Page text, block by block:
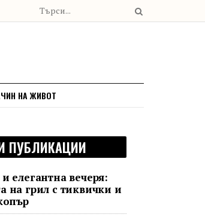
НА ЖИВОТ
ПУБЛИКАЦИИ
елегантна вечеря:
на грил с тиквички и